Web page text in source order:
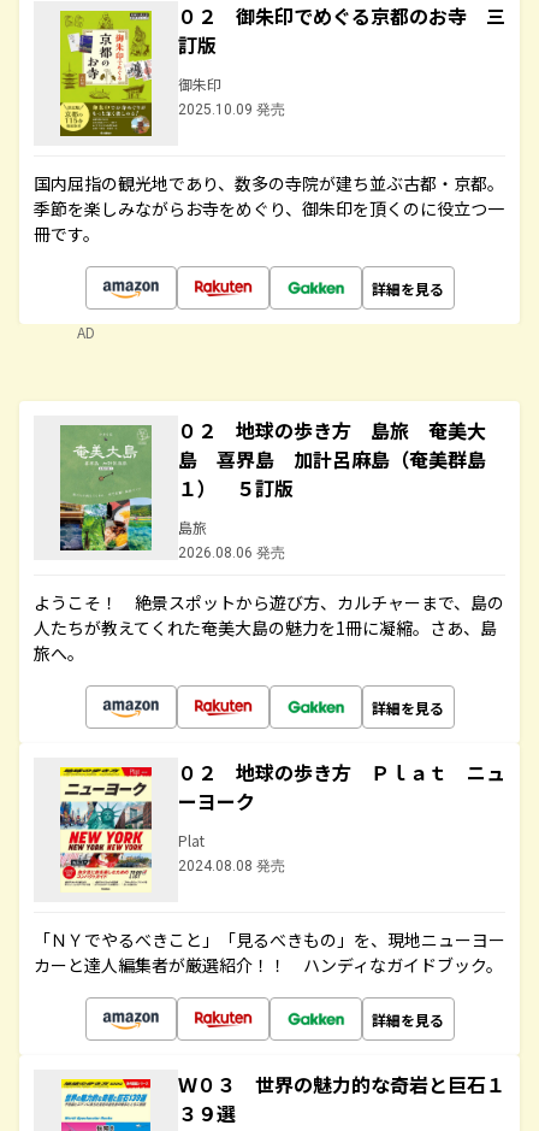
０２ 御朱印でめぐる京都のお寺 三
訂版
御朱印
2025.10.09 発売
国内屈指の観光地であり、数多の寺院が建ち並ぶ古都・京都。
季節を楽しみながらお寺をめぐり、御朱印を頂くのに役立つ一
冊です。
詳細を見る
AD
０２ 地球の歩き方 島旅 奄美大
島 喜界島 加計呂麻島（奄美群島
１） ５訂版
島旅
2026.08.06 発売
ようこそ！ 絶景スポットから遊び方、カルチャーまで、島の
人たちが教えてくれた奄美大島の魅力を1冊に凝縮。さあ、島
旅へ。
詳細を見る
０２ 地球の歩き方 Ｐｌａｔ ニュ
ーヨーク
Plat
2024.08.08 発売
「ＮＹでやるべきこと」「見るべきもの」を、現地ニューヨー
カーと達人編集者が厳選紹介！！ ハンディなガイドブック。
詳細を見る
Ｗ０３ 世界の魅力的な奇岩と巨石１
３９選